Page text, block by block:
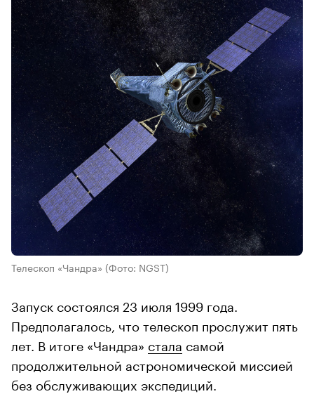
Телескоп «Чандра» (Фото: NGST)
Запуск состоялся 23 июля 1999 года.
Предполагалось, что телескоп прослужит пять
лет. В итоге «Чандра» стала самой
продолжительной астрономической миссией
без обслуживающих экспедиций.